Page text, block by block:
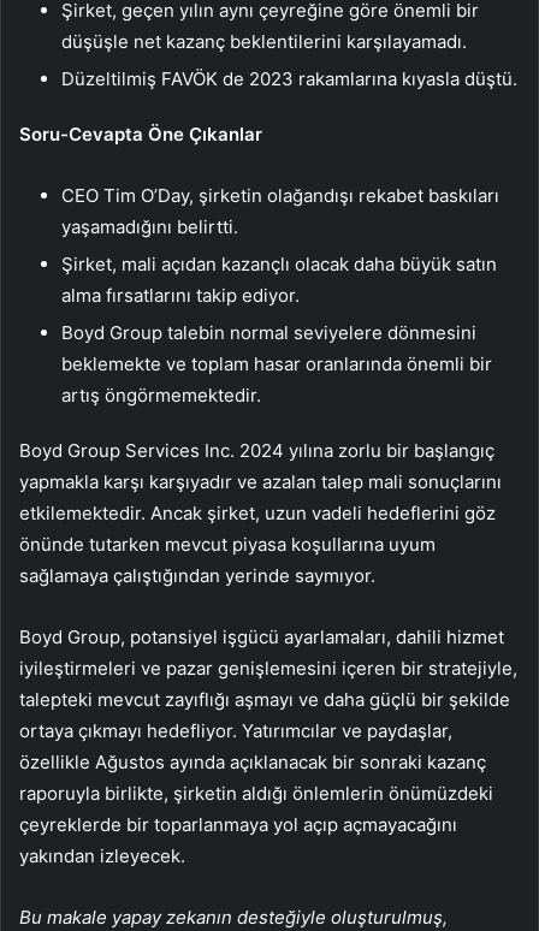
Şirket, geçen yılın aynı çeyreğine göre önemli bir
düşüşle net kazanç beklentilerini karşılayamadı.
Düzeltilmiş FAVÖK de 2023 rakamlarına kıyasla düştü.
Soru-Cevapta Öne Çıkanlar
CEO Tim O’Day, şirketin olağandışı rekabet baskıları
yaşamadığını belirtti.
Şirket, mali açıdan kazançlı olacak daha büyük satın
alma fırsatlarını takip ediyor.
Boyd Group talebin normal seviyelere dönmesini
beklemekte ve toplam hasar oranlarında önemli bir
artış öngörmemektedir.
Boyd Group Services Inc. 2024 yılına zorlu bir başlangıç
yapmakla karşı karşıyadır ve azalan talep mali sonuçlarını
etkilemektedir. Ancak şirket, uzun vadeli hedeflerini göz
önünde tutarken mevcut piyasa koşullarına uyum
sağlamaya çalıştığından yerinde saymıyor.
Boyd Group, potansiyel işgücü ayarlamaları, dahili hizmet
iyileştirmeleri ve pazar genişlemesini içeren bir stratejiyle,
talepteki mevcut zayıflığı aşmayı ve daha güçlü bir şekilde
ortaya çıkmayı hedefliyor. Yatırımcılar ve paydaşlar,
özellikle Ağustos ayında açıklanacak bir sonraki kazanç
raporuyla birlikte, şirketin aldığı önlemlerin önümüzdeki
çeyreklerde bir toparlanmaya yol açıp açmayacağını
yakından izleyecek.
Bu makale yapay zekanın desteğiyle oluşturulmuş,